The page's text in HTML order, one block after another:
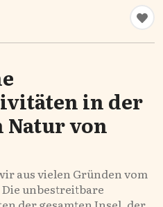
in der
Natur von
aus vielen Gründen vom
unbestreitbare